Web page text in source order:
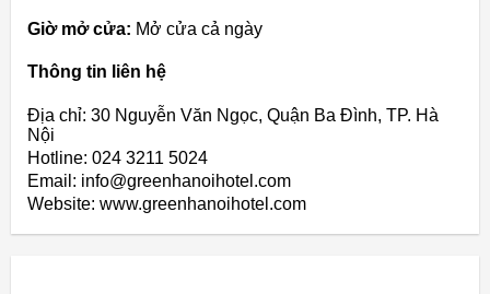
Giờ mở cửa: Mở cửa cả ngày
Thông tin liên hệ
Địa chỉ: 30 Nguyễn Văn Ngọc, Quận Ba Đình, TP. Hà
Nội
Hotline: 024 3211 5024
Email: info@greenhanoihotel.com
Website: www.greenhanoihotel.com